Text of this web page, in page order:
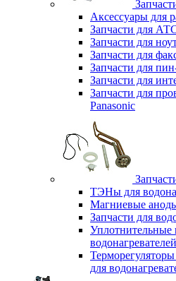
Аксессуары для
Запчасти для
Запчасти для
Запчасти для
Запчасти для
Запчасти для
Запчасти для
Panasonic
ТЭНы для
Магниевые
Запчасти для
Уплотнительные
водонагревателей
для